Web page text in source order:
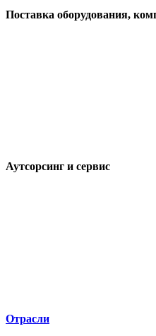
Поставка оборудования,
Аутсорсинг и сервис
Отрасли